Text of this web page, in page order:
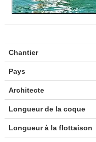
Chantier
Pays
Architecte
Longueur de la coque
Longueur à la flottaison